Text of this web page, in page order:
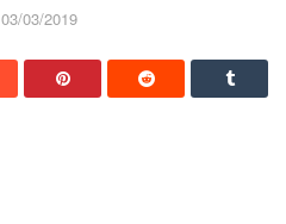
03/03/2019